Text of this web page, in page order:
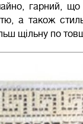
гарний, що
а також
щільну по